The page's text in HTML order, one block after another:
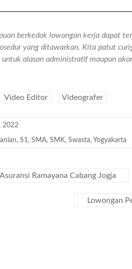
berkedok lowongan kerja dapat
yang ditawarkan. Kita patut
alasan administratif maupun
Video Editor Videografer
2022
, S1, SMA, SMK, Swasta, Yogyakarta
Ramayana Cabang Jogja
Lowongan